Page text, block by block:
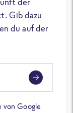
Gib dazu
du auf der
von Google